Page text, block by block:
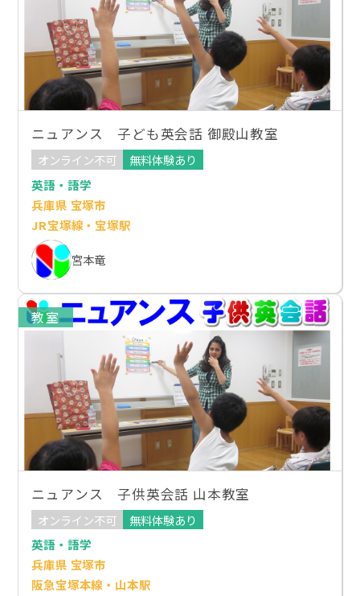
ニュアンス 子ども英会話 御殿山教室
オンライン不可
無料体験あり
英語・語学
兵庫県 宝塚市
JR宝塚線・宝塚駅
宮本竜
教室
ニュアンス 子供英会話 山本教室
オンライン不可
無料体験あり
英語・語学
兵庫県 宝塚市
阪急宝塚本線・山本駅